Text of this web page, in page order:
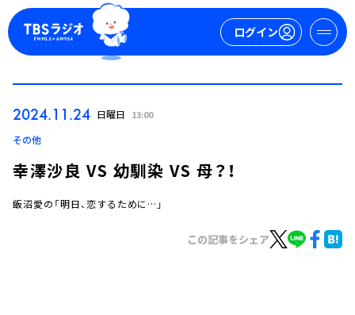
ログイン
2024.11.24 日曜日 13:00
その他
幸澤沙良 VS 幼馴染 VS 母？！
飯沼愛の「明日、恋するために…」
この記事をシェア